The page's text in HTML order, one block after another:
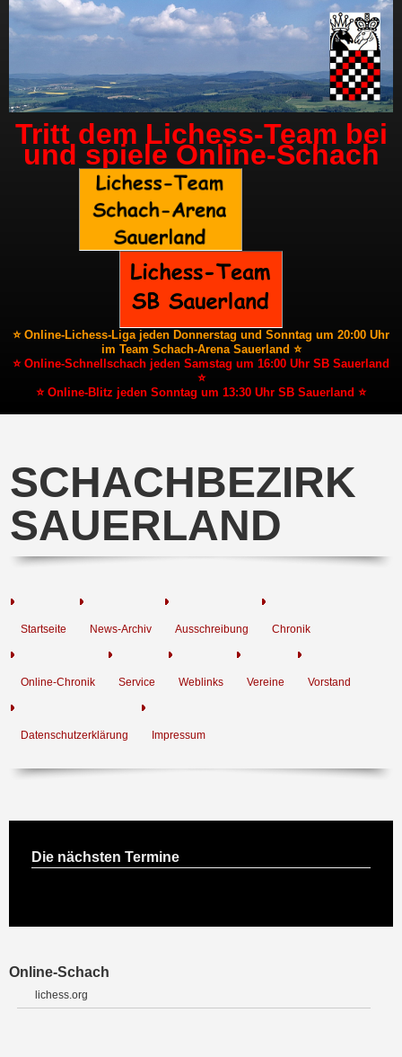
Tritt dem Lichess-Team bei
und spiele Online-Schach
⭐ Online-Lichess-Liga jeden Donnerstag und Sonntag um 20:00 Uhr
im Team Schach-Arena Sauerland ⭐
⭐ Online-Schnellschach jeden Samstag um 16:00 Uhr SB Sauerland
⭐
⭐ Online-Blitz jeden Sonntag um 13:30 Uhr SB Sauerland ⭐
SCHACHBEZIRK
SAUERLAND
Startseite News-Archiv Ausschreibung Chronik
Online-Chronik Service Weblinks Vereine Vorstand
Datenschutzerklärung Impressum
Die nächsten Termine
Online-Schach
lichess.org